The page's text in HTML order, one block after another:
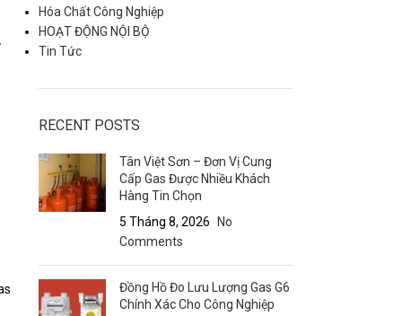
Hóa Chất Công Nghiệp
HOẠT ĐỘNG NỘI BỘ
Tin Tức
RECENT POSTS
Tân Việt Sơn – Đơn Vị Cung
Cấp Gas Được Nhiều Khách
Hàng Tin Chọn
5 Tháng 8, 2026
No
Comments
Đồng Hồ Đo Lưu Lượng Gas G6
Chính Xác Cho Công Nghiệp